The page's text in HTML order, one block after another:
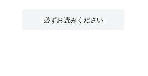
必ずお読みください